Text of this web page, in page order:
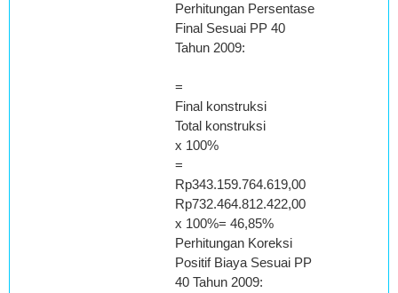
Perhitungan Persentase
Final Sesuai PP 40
Tahun 2009:
=
Final konstruksi
Total konstruksi
x 100%
=
Rp343.159.764.619,00
Rp732.464.812.422,00
x 100%= 46,85%
Perhitungan Koreksi
Positif Biaya Sesuai PP
40 Tahun 2009: